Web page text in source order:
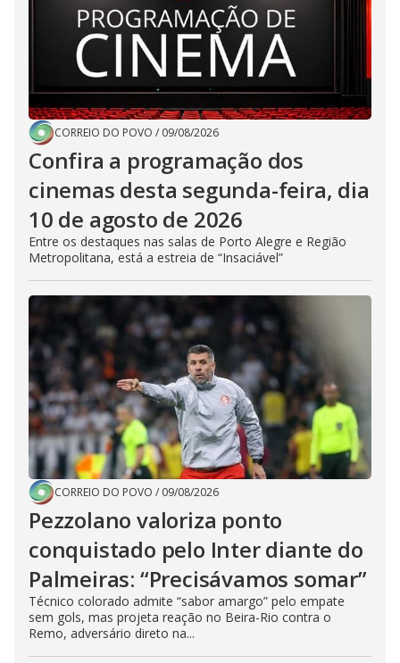
CORREIO DO POVO / 09/08/2026
Confira a programação dos
cinemas desta segunda-feira, dia
10 de agosto de 2026
Entre os destaques nas salas de Porto Alegre e Região
Metropolitana, está a estreia de “Insaciável”
CORREIO DO POVO / 09/08/2026
Pezzolano valoriza ponto
conquistado pelo Inter diante do
Palmeiras: “Precisávamos somar”
Técnico colorado admite “sabor amargo” pelo empate
sem gols, mas projeta reação no Beira-Rio contra o
Remo, adversário direto na...